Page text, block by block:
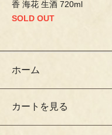
香 海花 生酒 720ml
SOLD OUT
ホーム
カートを見る